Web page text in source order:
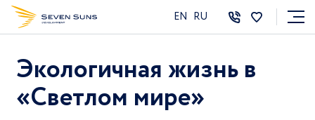
EN RU
Экологичная жизнь в
«Светлом мире»